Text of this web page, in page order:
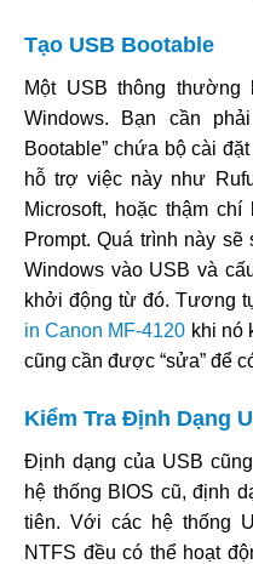
Tạo USB Bootable
Một USB thông
Windows. Bạn cần
Bootable” chứa bộ cài
hỗ trợ việc này như
Microsoft, hoặc thậm
Prompt. Quá trình này
Windows vào USB và
khởi động từ đó. Tương
in Canon MF-4120 khi nó
cũng cần được “sửa” để
Kiểm Tra Định Dạng
Định dạng của USB
hệ thống BIOS cũ, định
tiên. Với các hệ thống
NTFS đều có thể hoạt